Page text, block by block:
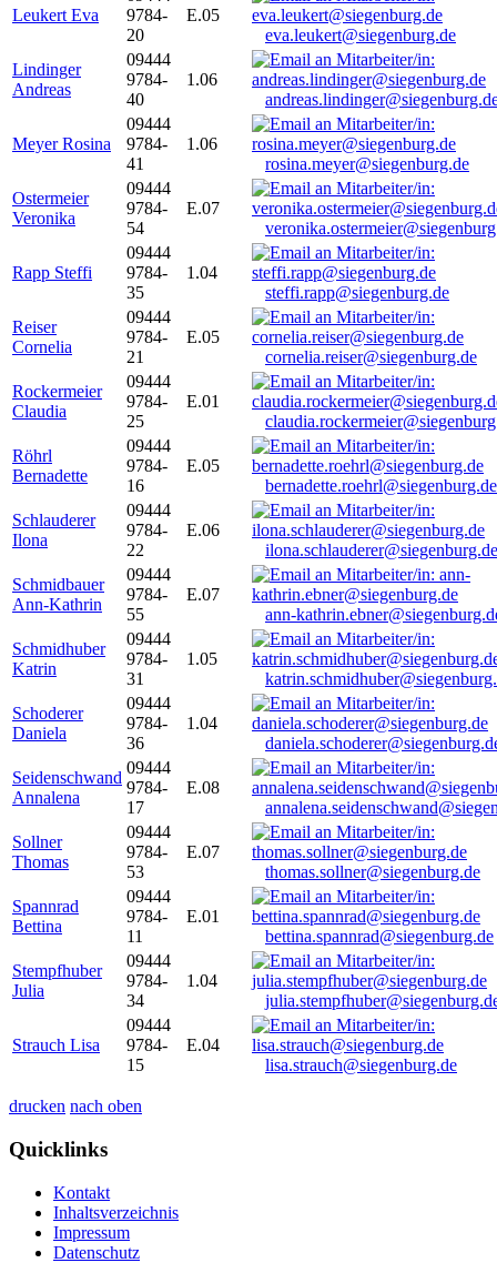
Leukert Eva
9784-
20
E.05
eva.leukert@siegenburg.de
Lindinger
Andreas
09444
9784-
40
1.06
Meyer Rosina
09444
9784-
41
1.06
rosina.meyer@siegenburg.de
Ostermeier
Veronika
09444
9784-
54
E.07
Rapp Steffi
09444
9784-
35
1.04
steffi.rapp@siegenburg.de
Reiser
Cornelia
09444
9784-
21
E.05
cornelia.reiser@siegenburg.de
Rockermeier
Claudia
09444
9784-
25
E.01
Röhrl
Bernadette
09444
9784-
16
E.05
bernadette.roehrl@siegenburg.de
Schlauderer
Ilona
09444
9784-
22
E.06
ilona.schlauderer@siegenburg.de
Schmidbauer
Ann-Kathrin
09444
9784-
55
E.07
ann-
Schmidhuber
Katrin
09444
9784-
31
1.05
Schoderer
Daniela
09444
9784-
36
1.04
Seidenschwand
Annalena
09444
9784-
17
E.08
Sollner
Thomas
09444
9784-
53
E.07
thomas.sollner@siegenburg.de
Spannrad
Bettina
09444
9784-
11
E.01
bettina.spannrad@siegenburg.de
Stempfhuber
Julia
09444
9784-
34
1.04
Strauch Lisa
09444
9784-
15
E.04
lisa.strauch@siegenburg.de
drucken nach oben
Quicklinks
Kontakt
Inhaltsverzeichnis
Impressum
Datenschutz